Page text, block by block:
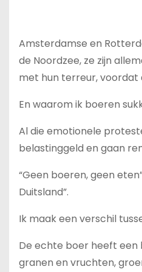
Amsterdamse en
de Noordzee, ze zijn
met hun terreur, voordat
En waarom ik boeren
Al die emotionele
belastinggeld en gaan
“Geen boeren, geen
Duitsland”.
Ik maak een verschil
De echte boer heeft een
granen en vruchten,